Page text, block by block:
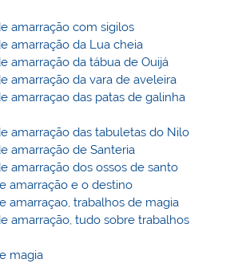
amarração com sigilos
amarração da Lua cheia
amarração da tábua de Ouijá
amarração da vara de aveleira
amarraçao das patas de galinha
amarração das tabuletas do Nilo
amarração de Santeria
amarração dos ossos de santo
amarração e o destino
amarraçao, trabalhos de magia
amarração, tudo sobre trabalhos
magia